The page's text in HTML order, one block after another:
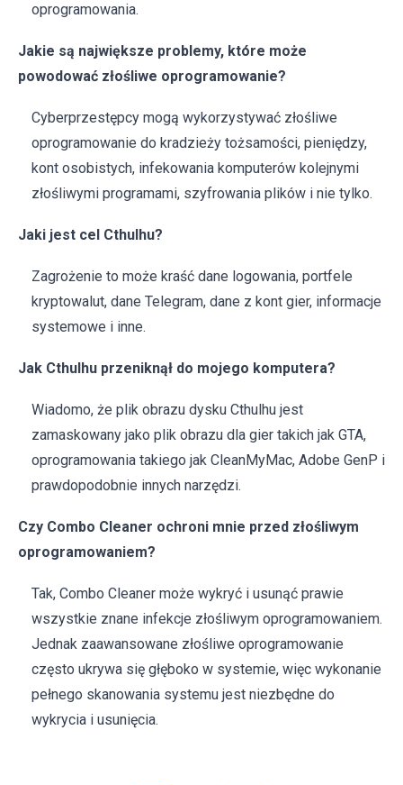
oprogramowania.
Jakie są największe problemy, które może
powodować złośliwe oprogramowanie?
Cyberprzestępcy mogą wykorzystywać złośliwe
oprogramowanie do kradzieży tożsamości, pieniędzy,
kont osobistych, infekowania komputerów kolejnymi
złośliwymi programami, szyfrowania plików i nie tylko.
Jaki jest cel Cthulhu?
Zagrożenie to może kraść dane logowania, portfele
kryptowalut, dane Telegram, dane z kont gier, informacje
systemowe i inne.
Jak Cthulhu przeniknął do mojego komputera?
Wiadomo, że plik obrazu dysku Cthulhu jest
zamaskowany jako plik obrazu dla gier takich jak GTA,
oprogramowania takiego jak CleanMyMac, Adobe GenP i
prawdopodobnie innych narzędzi.
Czy Combo Cleaner ochroni mnie przed złośliwym
oprogramowaniem?
Tak, Combo Cleaner może wykryć i usunąć prawie
wszystkie znane infekcje złośliwym oprogramowaniem.
Jednak zaawansowane złośliwe oprogramowanie
często ukrywa się głęboko w systemie, więc wykonanie
pełnego skanowania systemu jest niezbędne do
wykrycia i usunięcia.